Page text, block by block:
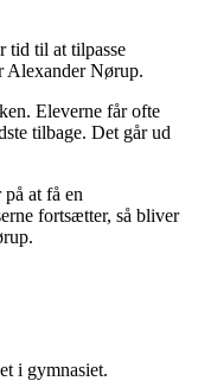
tid til at tilpasse
Alexander Nørup.
Eleverne får ofte
tilbage. Det går ud
at få en
fortsætter, så bliver
i gymnasiet.